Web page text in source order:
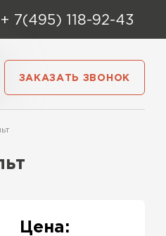
+ 7(495) 118-92-43
ЗАКАЗАТЬ ЗВОНОК
Цена:
Контакты